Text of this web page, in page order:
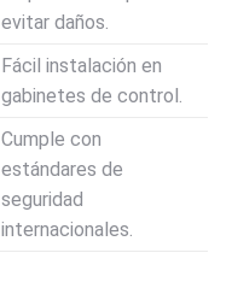
evitar daños.
Fácil instalación en
gabinetes de control.
Cumple con
estándares de
seguridad
internacionales.